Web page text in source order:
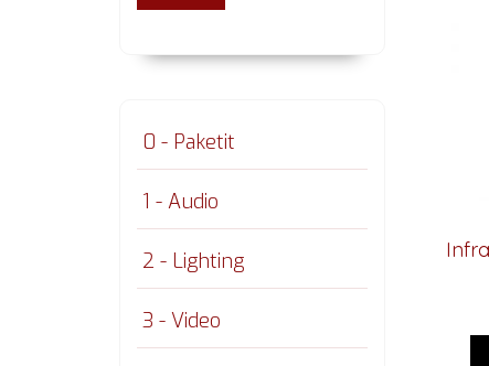
0 - Paketit
1 - Audio
2 - Lighting
3 - Video